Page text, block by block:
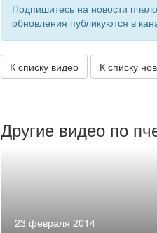
Подпишитесь на новости
обновления публикуются в
К списку видео К списку
Другие видео по
23 февраля 2014